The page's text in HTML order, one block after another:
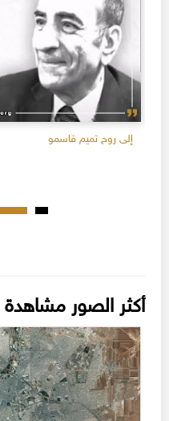
إلى روح تميم قاسمو
أكثر الصور مشاهدة